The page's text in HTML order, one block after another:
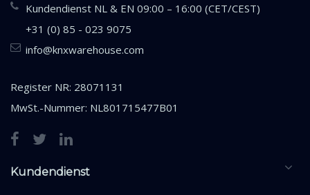
Kundendienst NL & EN 09:00 – 16:00 (CET/CEST)
+31 (0) 85 - 023 9075
info@knxwarehouse.com
Register NR: 28071131
MwSt.-Nummer: NL801715477B01
Kundendienst